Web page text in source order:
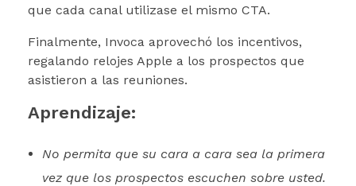
que cada canal utilizase el mismo CTA.
Finalmente, Invoca aprovechó los incentivos,
regalando relojes Apple a los prospectos que
asistieron a las reuniones.
Aprendizaje:
No permita que su cara a cara sea la primera
vez que los prospectos escuchen sobre usted.